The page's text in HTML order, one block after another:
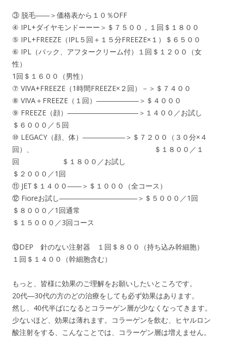
③ 脱毛――＞価格表から１０％OFF
④ IPL+ダイヤモンドーーー＞＄７５００，１回＄１８００
⑤ IPL+FREEZE（IPL５回＋１５分FREEZE×１）＄６５００
⑥ IPL（パック、アフタークリーム付）１回＄１２００（女
性）
1回＄１６００（男性）
⑦ VIVA+FREEZE（1時間FREEZE×２回）－＞＄７４００
⑧ VIVA＋FREEZE（１回）――――――＞＄４０００
⑨ FREEZE（顔）――――――――――＞１４００／お試し
＄６０００／５回
⑩ LEGACY（顔、体）――――――＞＄７２００（３０分×４
回）、 ＄１８００／１
回 ＄１８００／お試し
＄２０００／1回
⑪ JET＄１４００――＞＄１０００（全コース）
⑫ Fioreお試し―――――――――――＞＄５０００／1回
＄８０００／1回通常
＄１５０００／3回コース
⑬DEP 針のない注射器 １回＄８００（持ち込み幹細胞）
１回＄１４００（幹細胞含む）
もっと、皆様に効果のご理解をお願いしたいところです。
20代―30代の方のどの治療をしても必ず効果はあります。
然し、40代半ばになるとコラーゲン層が少なくなってきます。
少ないほど、効果は薄れます。コラーゲンを飲む、ヒヤルロン
酸注射をする、こんなことでは、コラーゲン層は増えません。